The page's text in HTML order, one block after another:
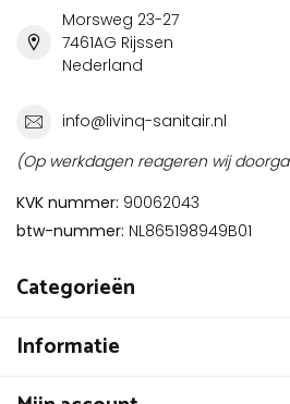
Morsweg 23-27
7461AG Rijssen
Nederland
info@livinq-sanitair.nl
(Op werkdagen reageren wij
KVK nummer: 90062043
btw-nummer: NL865198949B01
Categorieën
Informatie